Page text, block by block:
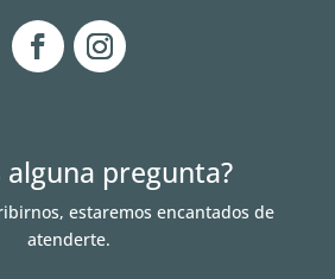
alguna pregunta?
estaremos encantados de
atenderte.